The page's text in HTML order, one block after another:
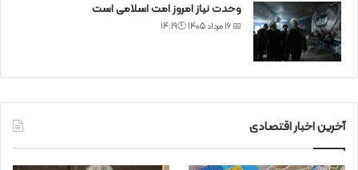
وحدت نیاز امروز امت اسلامی است
📅 16 مرداد 1405 🕙14:19
آخرین اخبار اقتصادی